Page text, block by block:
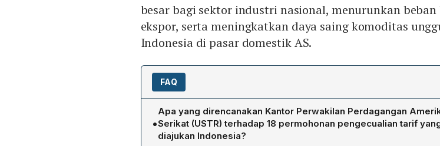
besar bagi sektor industri nasional, menurunkan beban
ekspor, serta meningkatkan daya saing komoditas
Indonesia di pasar domestik AS.
FAQ
•
Apa yang direncanakan Kantor Perwakilan Perdagangan
Serikat (USTR) terhadap 18 permohonan pengecualian tarif
diajukan Indonesia?